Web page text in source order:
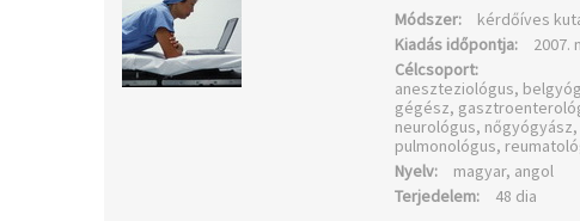
Módszer:
kérdőíves
Kiadás időpontja:
2007.
Célcsoport:
aneszteziológus,
gégész,
neurológus,
pulmonológus,
Nyelv:
magyar, angol
Terjedelem:
48 dia